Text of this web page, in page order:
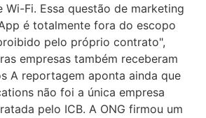
Wi-Fi. Essa questão de marketing
é totalmente fora do escopo
pelo próprio contrato",
empresas também receberam
A reportagem aponta ainda que
não foi a única empresa
pelo ICB. A ONG firmou um